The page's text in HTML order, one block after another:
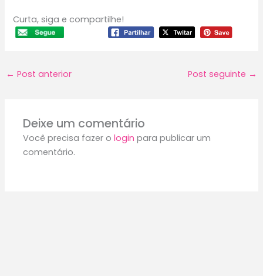
Curta, siga e compartilhe!
← Post anterior Post seguinte →
Deixe um comentário
Você precisa fazer ologin para publicar um
comentário.